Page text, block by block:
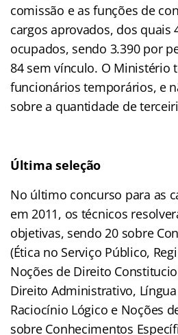
comissão e as funções de
cargos aprovados, dos quais
ocupados, sendo 3.390 por
84 sem vínculo. O Ministério
funcionários temporários, e
sobre a quantidade de
Última seleção
No último concurso para as
em 2011, os técnicos
objetivas, sendo 20 sobre
(Ética no Serviço Público,
Noções de Direito
Direito Administrativo,
Raciocínio Lógico e Noções
sobre Conhecimentos